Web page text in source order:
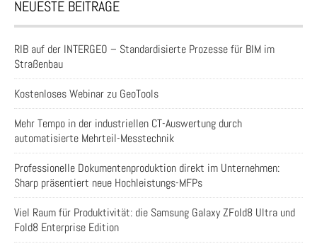
NEUESTE BEITRÄGE
RIB auf der INTERGEO – Standardisierte Prozesse für BIM im
Straßenbau
Kostenloses Webinar zu GeoTools
Mehr Tempo in der industriellen CT-Auswertung durch
automatisierte Mehrteil-Messtechnik
Professionelle Dokumentenproduktion direkt im Unternehmen:
Sharp präsentiert neue Hochleistungs-MFPs
Viel Raum für Produktivität: die Samsung Galaxy ZFold8 Ultra und
Fold8 Enterprise Edition